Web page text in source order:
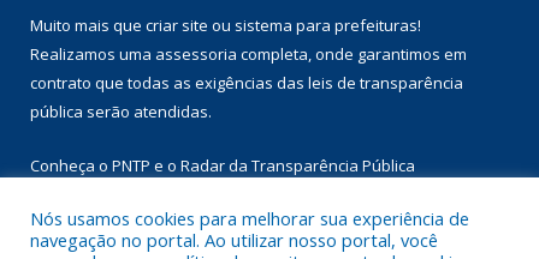
Muito mais que criar site ou sistema para prefeituras!
Realizamos uma assessoria completa, onde garantimos em
contrato que todas as exigências das leis de transparência
pública serão atendidas.
Conheça o PNTP e o Radar da Transparência Pública
Nós usamos cookies para melhorar sua experiência de
navegação no portal. Ao utilizar nosso portal, você